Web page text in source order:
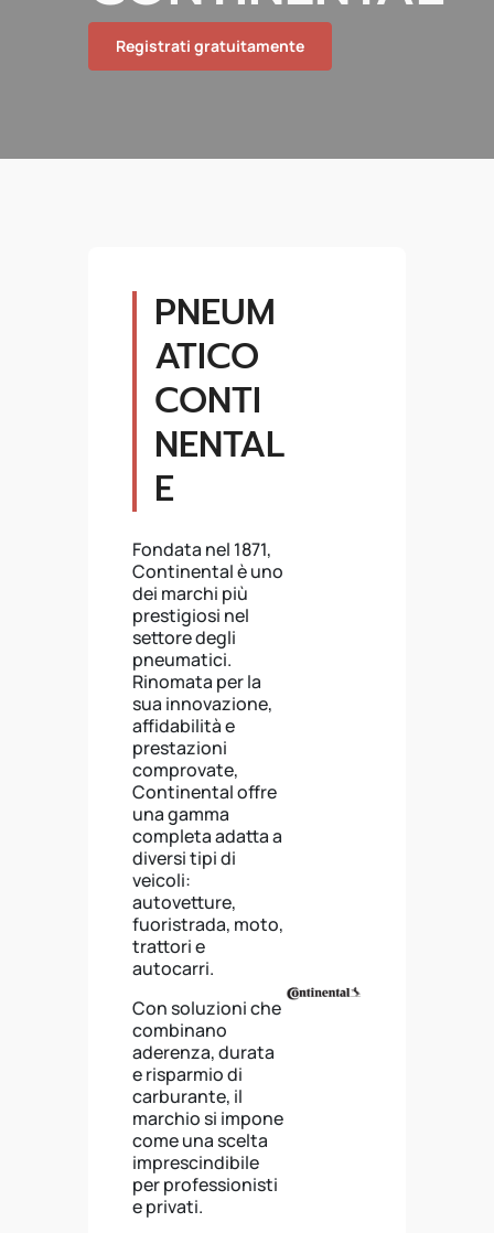
Registrati gratuitamente
PNEUM
ATICO
CONTI
NENTAL
E
Fondata nel 1871,
Continental è uno
dei marchi più
prestigiosi nel
settore degli
pneumatici.
Rinomata per la
sua innovazione,
affidabilità e
prestazioni
comprovate,
Continental offre
una gamma
completa adatta a
diversi tipi di
veicoli:
autovetture,
fuoristrada, moto,
trattori e
autocarri.
Con soluzioni che
combinano
aderenza, durata
e risparmio di
carburante, il
marchio si impone
come una scelta
imprescindibile
per professionisti
e privati.